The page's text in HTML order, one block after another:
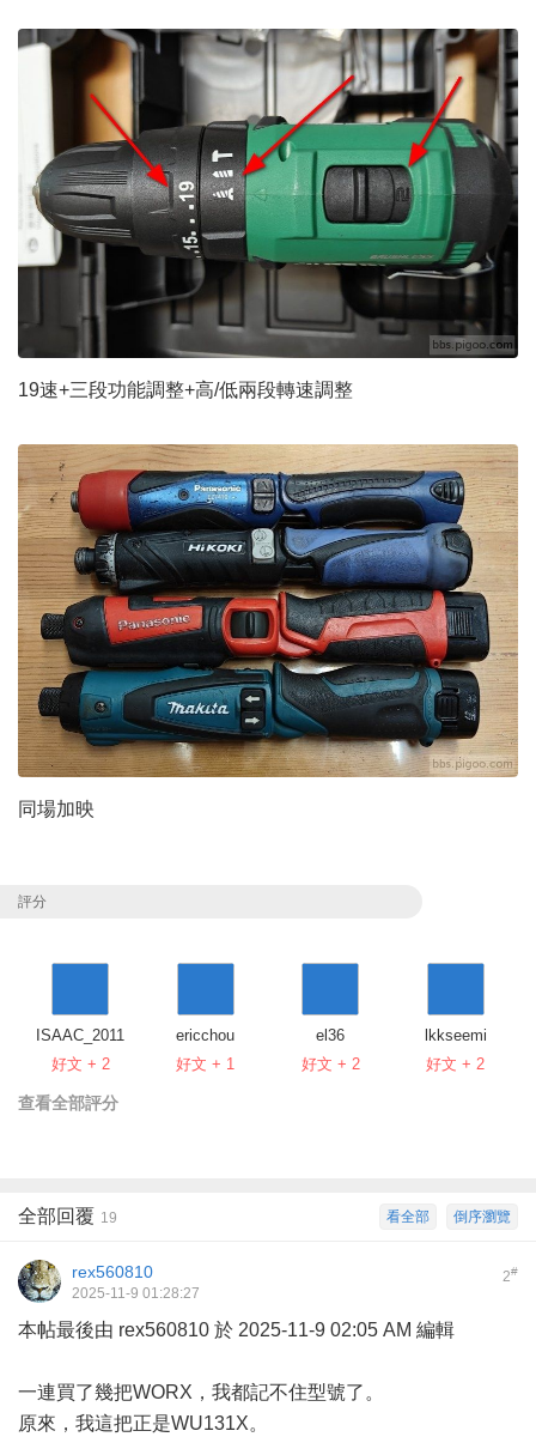
19速+三段功能調整+高/低兩段轉速調整
同場加映
評分
ISAAC_2011
好文 + 2
ericchou
好文 + 1
el36
好文 + 2
lkkseemi
好文 + 2
查看全部評分
倒序瀏覽
看全部
全部回覆 19
2#
rex560810
2025-11-9 01:28:27
本帖最後由 rex560810 於 2025-11-9 02:05 AM 編輯
一連買了幾把WORX，我都記不住型號了。
原來，我這把正是WU131X。